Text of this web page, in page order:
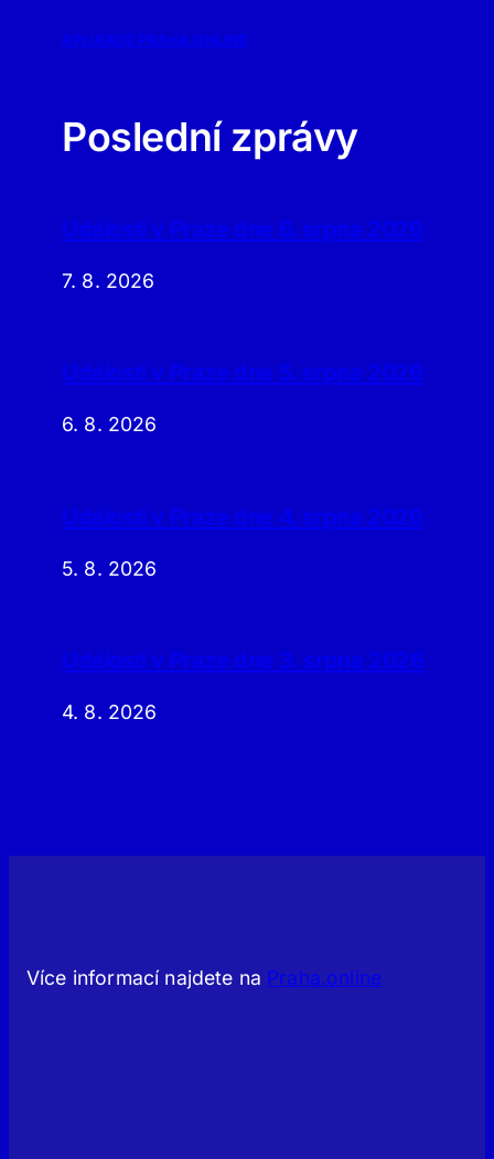
APLIKACE PRAHA.ONLINE
Poslední zprávy
Události v Praze dne 6. srpna 2026
7. 8. 2026
Události v Praze dne 5. srpna 2026
6. 8. 2026
Události v Praze dne 4. srpna 2026
5. 8. 2026
Události v Praze dne 3. srpna 2026
4. 8. 2026
Více informací najdete na Praha.online